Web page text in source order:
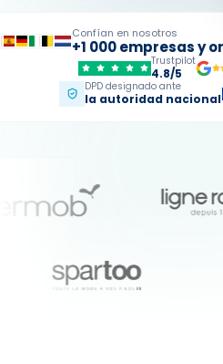
Confían en nosotros
+1 000 empresas y
Trustpilot
4.8/5
DPD designado ante
la autoridad nacional